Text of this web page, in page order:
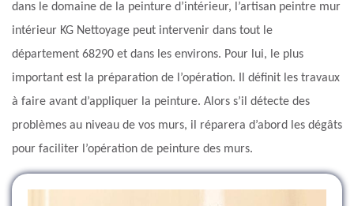
dans le domaine de la peinture d’intérieur, l’artisan peintre mur
intérieur KG Nettoyage peut intervenir dans tout le
département 68290 et dans les environs. Pour lui, le plus
important est la préparation de l’opération. Il définit les travaux
à faire avant d’appliquer la peinture. Alors s’il détecte des
problèmes au niveau de vos murs, il réparera d’abord les dégâts
pour faciliter l’opération de peinture des murs.